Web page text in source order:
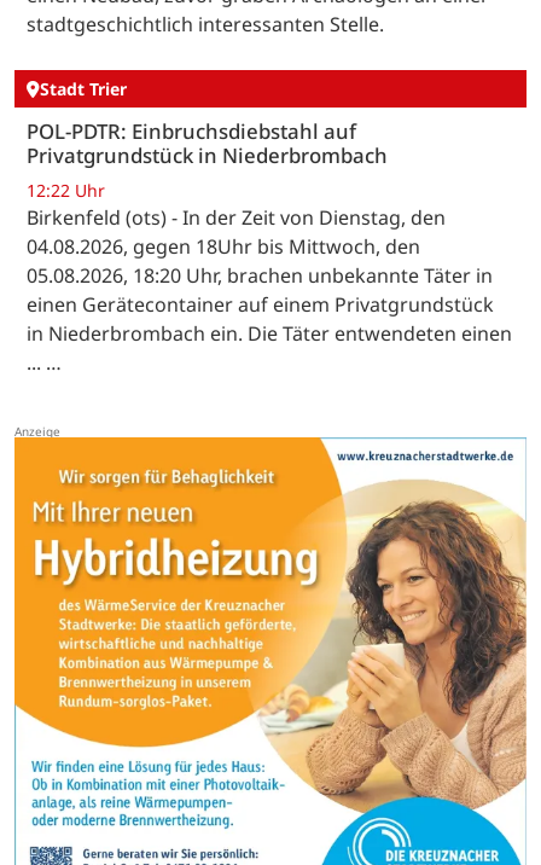
stadtgeschichtlich interessanten Stelle.
Stadt Trier
POL-PDTR: Einbruchsdiebstahl auf
Privatgrundstück in Niederbrombach
12:22 Uhr
Birkenfeld (ots) - In der Zeit von Dienstag, den
04.08.2026, gegen 18Uhr bis Mittwoch, den
05.08.2026, 18:20 Uhr, brachen unbekannte Täter in
einen Gerätecontainer auf einem Privatgrundstück
in Niederbrombach ein. Die Täter entwendeten einen
... …